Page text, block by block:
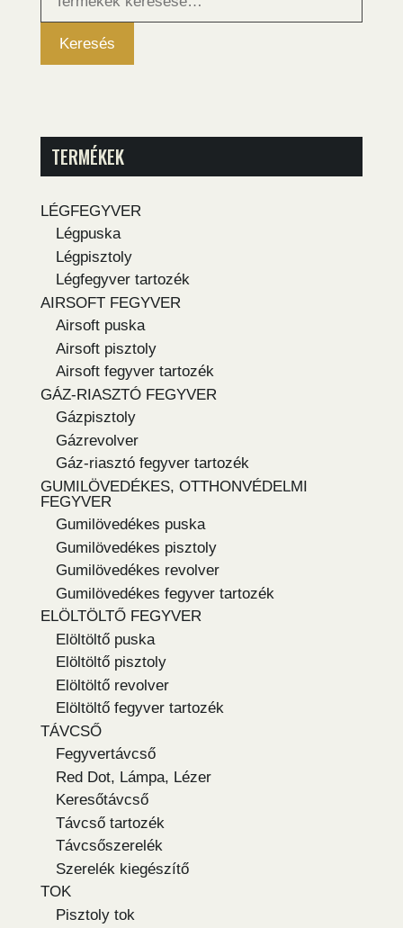
Keresés
TERMÉKEK
LÉGFEGYVER
Légpuska
Légpisztoly
Légfegyver tartozék
AIRSOFT FEGYVER
Airsoft puska
Airsoft pisztoly
Airsoft fegyver tartozék
GÁZ-RIASZTÓ FEGYVER
Gázpisztoly
Gázrevolver
Gáz-riasztó fegyver tartozék
GUMILÖVEDÉKES, OTTHONVÉDELMI
FEGYVER
Gumilövedékes puska
Gumilövedékes pisztoly
Gumilövedékes revolver
Gumilövedékes fegyver tartozék
ELÖLTÖLTŐ FEGYVER
Elöltöltő puska
Elöltöltő pisztoly
Elöltöltő revolver
Elöltöltő fegyver tartozék
TÁVCSŐ
Fegyvertávcső
Red Dot, Lámpa, Lézer
Keresőtávcső
Távcső tartozék
Távcsőszerelék
Szerelék kiegészítő
TOK
Pisztoly tok